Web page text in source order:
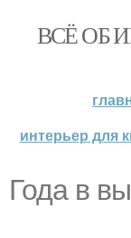
ВСЁ ОБ
интерьер для
Года в